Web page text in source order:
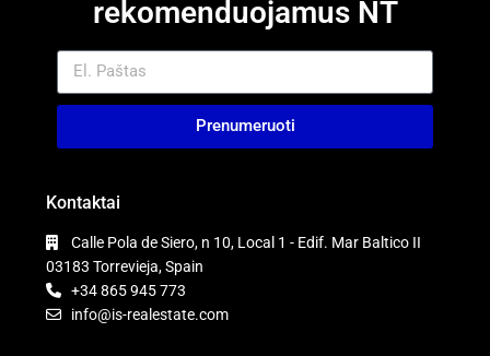
rekomenduojamus NT
Prenumeruoti
Kontaktai
Calle Pola de Siero, n 10, Local 1 - Edif. Mar Baltico II
03183 Torrevieja, Spain
+34 865 945 773
info@is-realestate.com